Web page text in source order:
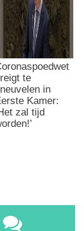
te
in
Kamer:
zal tijd